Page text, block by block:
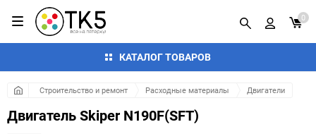
КАТАЛОГ ТОВАРОВ
0
Строительство и ремонт Расходные материалы Двигатели
Двигатель Skiper N190F(SFT)